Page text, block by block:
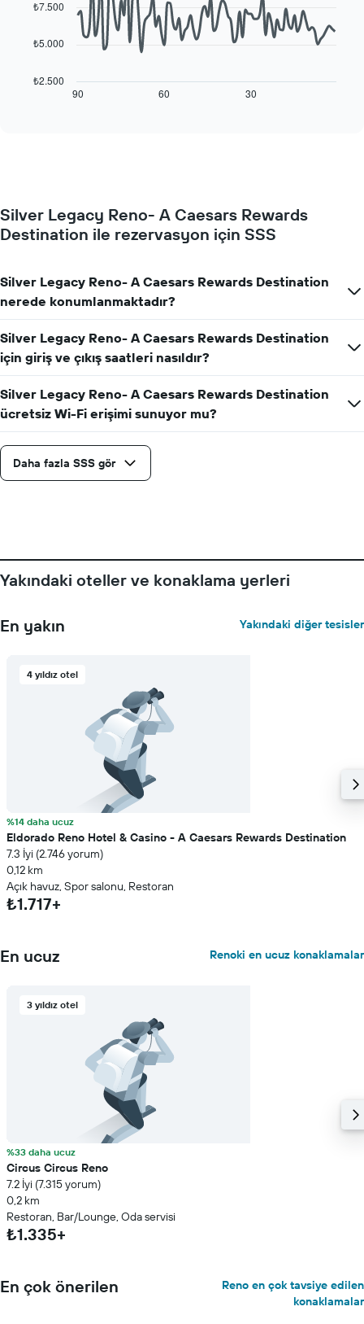
ekseni
Tablo
ortalama
points.
Aşağıdaki
konaklama
konaklamadan
önceki
gösteren
X
ekseni
içerir
Tablo
bir
odanın
ortalama
fiyatını
gösteren
1
Y
ekseni
90 60 30
₺2.500
₺5.000
₺7.500
Silver Legacy Reno- A Caesars Rewards
Destination ile rezervasyon için SSS
Silver Legacy Reno- A Caesars Rewards Destination
nerede konumlanmaktadır?
Silver Legacy Reno- A Caesars Rewards Destination
için giriş ve çıkış saatleri nasıldır?
Silver Legacy Reno- A Caesars Rewards Destination
ücretsiz Wi-Fi erişimi sunuyor mu?
Daha fazla SSS gör
Yakındaki oteller ve konaklama yerleri
En yakın Yakındaki diğer tesisler
4 yıldız otel
%14 daha ucuz
Eldorado Reno Hotel & Casino - A Caesars Rewards Destination
7.3 İyi (2.746 yorum)
0,12 km
Açık havuz, Spor salonu, Restoran
₺1.717+
En ucuz Renoki en ucuz konaklamalar
3 yıldız otel
%33 daha ucuz
Circus Circus Reno
7.2 İyi (7.315 yorum)
0,2 km
Restoran, Bar/Lounge, Oda servisi
₺1.335+
En çok önerilen
Reno en çok tavsiye edilen
konaklamalar